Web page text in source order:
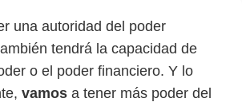
una autoridad del poder
tendrá la capacidad de
o el poder financiero. Y lo
vamos a tener más poder del